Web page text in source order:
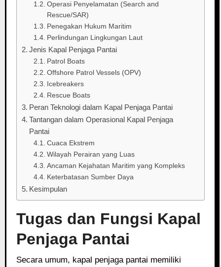
Operasi Penyelamatan (Search and
Rescue/SAR)
Penegakan Hukum Maritim
Perlindungan Lingkungan Laut
Jenis Kapal Penjaga Pantai
Patrol Boats
Offshore Patrol Vessels (OPV)
Icebreakers
Rescue Boats
Peran Teknologi dalam Kapal Penjaga Pantai
Tantangan dalam Operasional Kapal Penjaga
Pantai
Cuaca Ekstrem
Wilayah Perairan yang Luas
Ancaman Kejahatan Maritim yang Kompleks
Keterbatasan Sumber Daya
Kesimpulan
Tugas dan Fungsi Kapal
Penjaga Pantai
Secara umum, kapal penjaga pantai memiliki